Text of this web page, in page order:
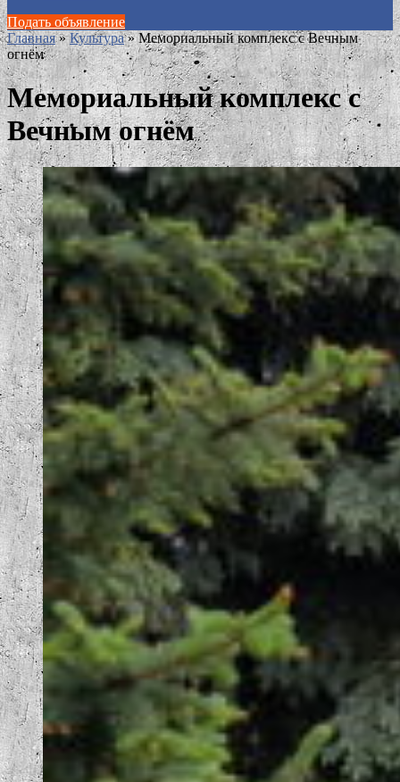
Подать объявление
Главная » Культура » Мемориальный комплекс с Вечным
огнём
Мемориальный комплекс с
Вечным огнём